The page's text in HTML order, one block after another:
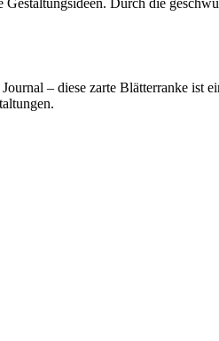
– diese zarte Blätterranke